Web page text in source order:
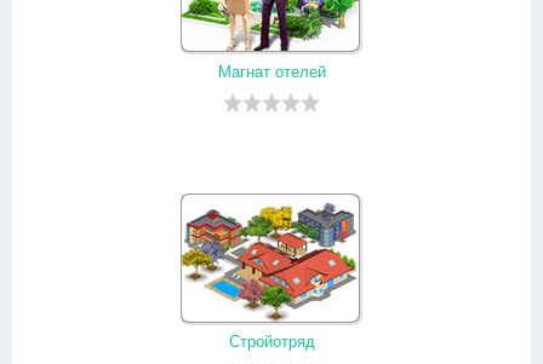
Магнат отелей
Стройотряд